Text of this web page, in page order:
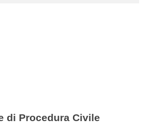
di Procedura Civile